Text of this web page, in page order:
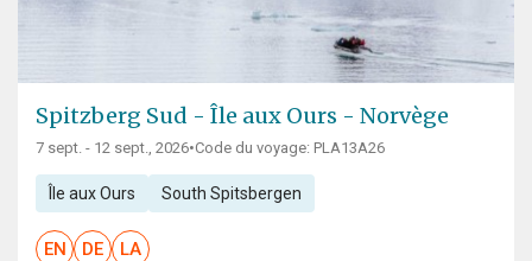
Spitzberg Sud - Île aux Ours - Norvège
7 sept. - 12 sept., 2026•Code du voyage: PLA13A26
Île aux Ours South Spitsbergen
EN DE LA